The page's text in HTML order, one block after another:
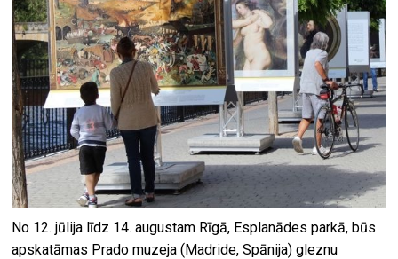
No 12. jūlija līdz 14. augustam Rīgā, Esplanādes parkā, būs
apskatāmas Prado muzeja (Madride, Spānija) gleznu